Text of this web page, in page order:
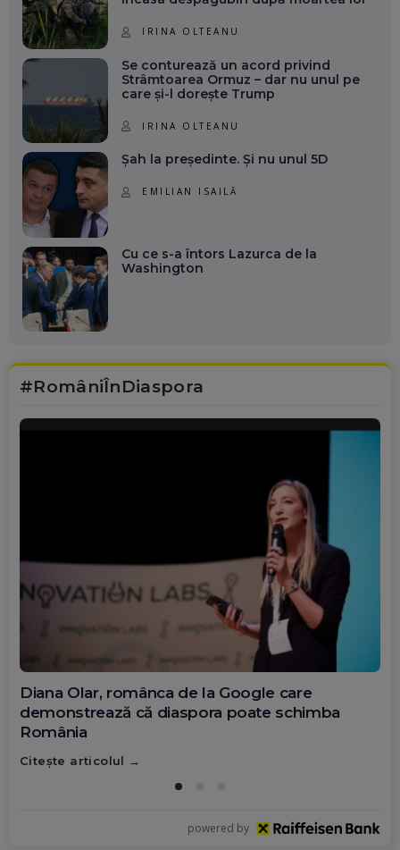
IRINA OLTEANU
Se conturează un acord privind
Strâmtoarea Ormuz – dar nu unul pe
care și-l dorește Trump
IRINA OLTEANU
Șah la președinte. Și nu unul 5D
EMILIAN ISAILĂ
Cu ce s-a întors Lazurca de la
Washington
#RomâniÎnDiaspora
Diana Olar, românca de la Google care
demonstrează că diaspora poate schimba
România
Citește articolul
powered by